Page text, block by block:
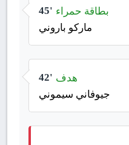
45' بطاقة حمراء
ماركو باروني
42' هدف
جيوفاني سيموني